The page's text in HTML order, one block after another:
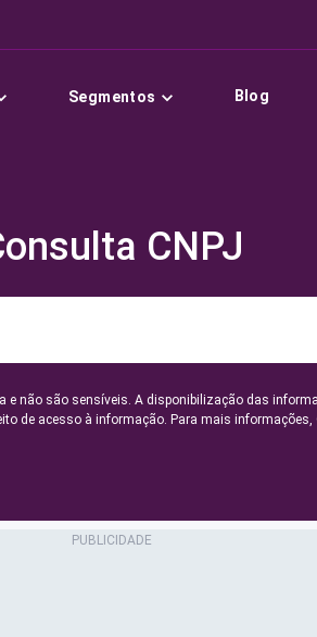
Segmentos Blog
CNPJ
e não são sensíveis. A disponibilização das
de acesso à informação. Para mais informações,